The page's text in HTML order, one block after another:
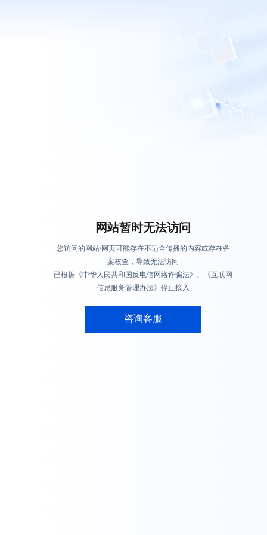
网站暂时无法访问
您访问的网站/网页可能存在不适合传播的内容或存在备
案核查，导致无法访问
已根据《中华人民共和国反电信网络诈骗法》、《互联网
信息服务管理办法》停止接入
咨询客服